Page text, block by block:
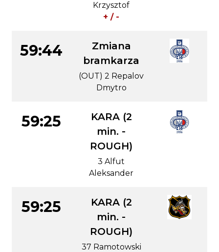
Krzysztof
+ / -
59:44
Zmiana
bramkarza
(OUT) 2 Repalov
Dmytro
59:25
KARA (2
min. -
ROUGH)
3 Alfut
Aleksander
59:25
KARA (2
min. -
ROUGH)
37 Ramotowski